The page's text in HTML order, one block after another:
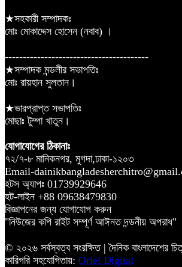
★সহকারী সম্পাদকঃ
মোঃ মোকাদ্দেস হোসেন (নবাব) ।
----------------------------------------
★সম্পাদক মন্ডলীর সভাপতিঃ
মোঃ রায়হান সুলতান।
★ভারপ্রাপ্ত সভাপতিঃ
মোছাঃ টুম্পা খাতুন।
যোগাযোগের ঠিকানাঃ
৭২/৭-৮ মানিকনগর, মুগদা,ঢাকা-১২০৩
Email-
হটস অ্যাপঃ 01739929646
হট-লাইন +88 09638479830
বিজ্ঞাপনের জন্য যোগাযোগ করুন
"নিউজের কপি রাইট সম্পূর্ণ আঈনত দন্ডনীয় অপরাধ"
© ২০২৬ সর্বস্বত্ব সংরক্ষিত | দৈনিক বাংলাদেশের
কারিগরি সহযোগিতায়: Oriel Digital